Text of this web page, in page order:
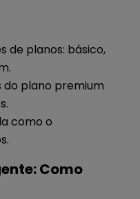
de planos: básico,
do plano premium
como o
Como